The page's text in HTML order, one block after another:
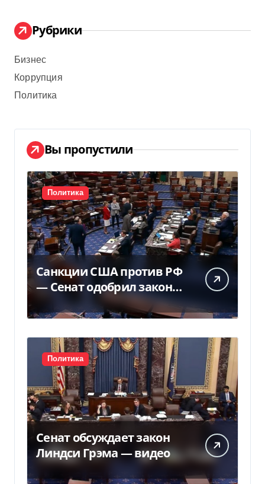
Рубрики
Бизнес
Коррупция
Политика
Вы пропустили
Политика
Санкции США против РФ
— Сенат одобрил закон
Грема — Фокус
Политика
Сенат обсуждает закон
Линдси Грэма — видео